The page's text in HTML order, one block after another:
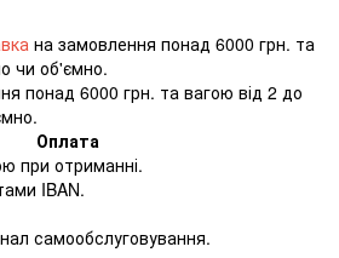
на замовлення понад 6000 грн. та
чи об'ємно.
понад 6000 грн. та вагою від 2 до
Оплата
при отриманні.
IBAN.
самообслуговування.